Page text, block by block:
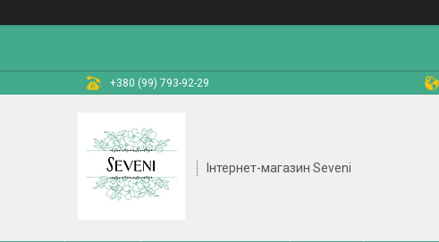
+380 (99) 793-92-29
Інтернет-магазин Seveni